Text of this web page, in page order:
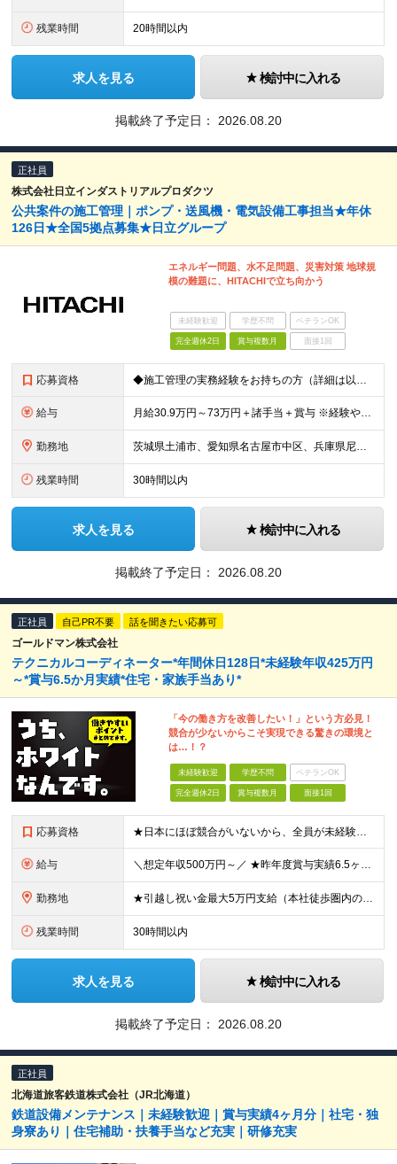
残業時間 20時間以内
求人を見る 検討中に入れる
掲載終了予定日： 2026.08.20
正社員
株式会社日立インダストリアルプロダクツ
公共案件の施工管理｜ポンプ・送風機・電気設備工事担当★年休
126日★全国5拠点募集★日立グループ
エネルギー問題、水不足問題、災害対策 地球規
模の難題に、HITACHIで立ち向かう
未経験歓迎 学歴不問 ベテランOK
完全週休2日 賞与複数月 面接1回
応募資格 ◆施工管理の実務経験をお持ちの方（詳細は以下） ◆高卒以上 その他にも下記業務経験をお持ちの方は、 【施工管理技術者（課長クラス）】としてお迎えいたします！ -------------- ◇機械/電
給与 月給30.9万円～73万円＋諸手当＋賞与 ※経験や能力を充分に考慮したうえで加給優遇します。 ※3ヶ月の試用期間があります。その間も労働条件は変わりません。 ◆担当業務に応じて、スタート月給が異なり
勤務地 茨城県土浦市、愛知県名古屋市中区、兵庫県尼崎市、広島県府中町、福岡市中央区｜全国5拠点で募集！ 【土浦事業所】 茨城県土浦市神立町603番地 【名古屋拠点】 愛知県名古屋市中区栄3-17-12 大津
残業時間 30時間以内
求人を見る 検討中に入れる
掲載終了予定日： 2026.08.20
正社員 自己PR不要 話を聞きたい応募可
ゴールドマン株式会社
テクニカルコーディネーター*年間休日128日*未経験年収425万円
～*賞与6.5か月実績*住宅・家族手当あり*
「今の働き方を改善したい！」という方必見！
競合が少ないからこそ実現できる驚きの環境と
は…！？
未経験歓迎 学歴不問 ベテランOK
完全週休2日 賞与複数月 面接1回
応募資格 ★日本にほぼ競合がいないから、全員が未経験入社！ ★20代〜30代の販売・サービス出身者が活躍中！ ●学歴・職歴・ブランク不問 ●普通自動車免許（AT限定可）必須 ＼一つでも当てはまる方へオススメ
給与 ＼想定年収500万円～／ ★昨年度賞与実績6.5ヶ月分 ★家族手当・役職手当・資格取得祝い金・食事補助など手厚い待遇 月給23万円〜30万円＋賞与年3回＋各種手当 ※経験・スキルを考慮の上、決定し
勤務地 ★引越し祝い金最大5万円支給（本社徒歩圏内の方） ★「新横浜駅」より徒歩3分とアクセス良好◎ ★社内には代表取締役の趣味であるブリティッシュ雑貨が置かれるなどオシャレ空間 本社／神奈川県横浜市港北区
残業時間 30時間以内
求人を見る 検討中に入れる
掲載終了予定日： 2026.08.20
正社員
北海道旅客鉄道株式会社（JR北海道）
鉄道設備メンテナンス｜未経験歓迎｜賞与実績4ヶ月分｜社宅・独
身寮あり｜住宅補助・扶養手当など充実｜研修充実